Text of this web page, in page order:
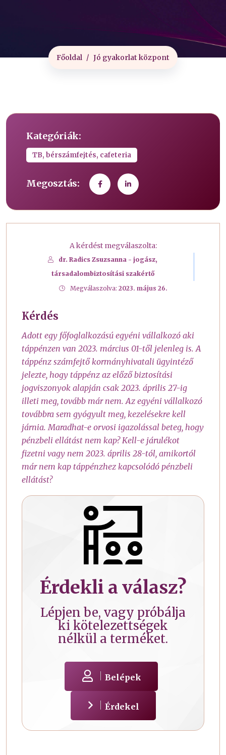
Főoldal Jó gyakorlat központ
Kategóriák:
TB, bérszámfejtés, cafeteria
Megosztás:
A kérdést megválaszolta:
dr. Radics Zsuzsanna - jogász,
társadalombiztosítási szakértő
Megválaszolva: 2023. május 26.
Kérdés
Adott egy főfoglalkozású egyéni vállalkozó aki
táppénzen van 2023. március 01-től jelenleg is. A
táppénz számfejtő kormányhivatali ügyintéző
jelezte, hogy táppénz az előző biztosítási
jogviszonyok alapján csak 2023. április 27-ig
illeti meg, tovább már nem. Az egyéni vállalkozó
továbbra sem gyógyult meg, kezelésekre kell
járnia. Maradhat-e orvosi igazolással beteg, hogy
pénzbeli ellátást nem kap? Kell-e járulékot
fizetni vagy nem 2023. április 28-tól, amikortól
már nem kap táppénzhez kapcsolódó pénzbeli
ellátást?
Érdekli a válasz?
Lépjen be, vagy próbálja
ki kötelezettségek
nélkül a terméket.
Belépek
Érdekel